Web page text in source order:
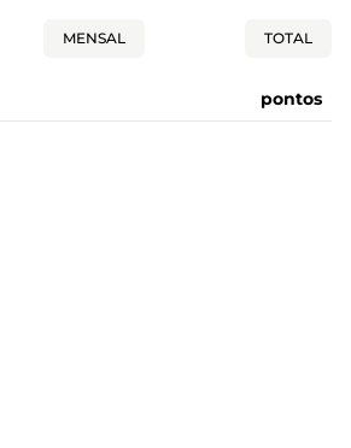
MENSAL TOTAL
pontos